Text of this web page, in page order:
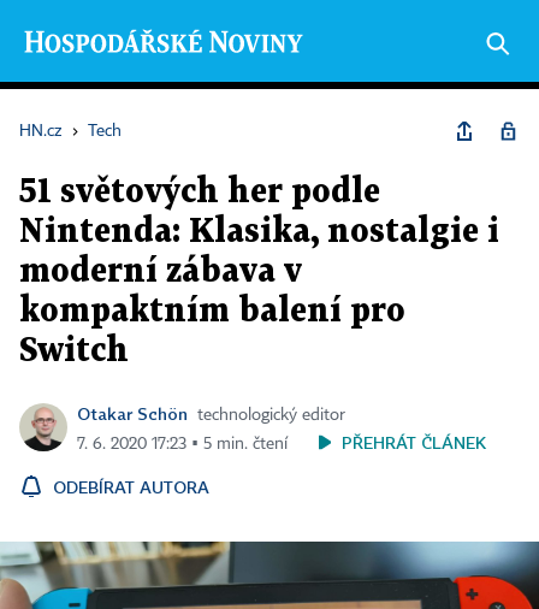
HN.cz › Tech
51 světových her podle
Nintenda: Klasika, nostalgie i
moderní zábava v
kompaktním balení pro
Switch
Otakar Schön
technologický editor
7. 6. 2020 17:23 ▪ 5 min. čtení
PŘEHRÁT ČLÁNEK
ODEBÍRAT AUTORA